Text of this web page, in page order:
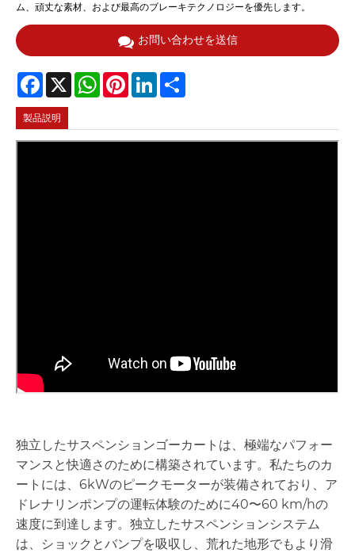
ム、頑丈な素材、および最高のブレーキテクノロジーを優先します。
お問い合わせを送信
Facebook
X WhatsAppPinterestLinkedIn
製品説明
独立したサスペンションゴーカートは、極端なパフォー
マンスと快適さのために構築されています。私たちのカ
ートには、6kWのピークモーターが装備されており、ア
ドレナリンポンプの運転体験のために40〜60 km/hの
速度に到達します。独立したサスペンションシステム
は、ショックとバンプを吸収し、荒れた地形でもより滑